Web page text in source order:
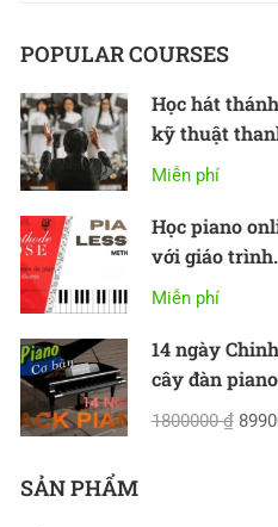
POPULAR COURSES
Học hát
kỹ thuật
nhạc cơ bản
Miễn phí
Học piano
với giáo trình
Methode Rose
Miễn phí
14 ngày
cây đàn
piano online
1800000 ₫
SẢN PHẨM